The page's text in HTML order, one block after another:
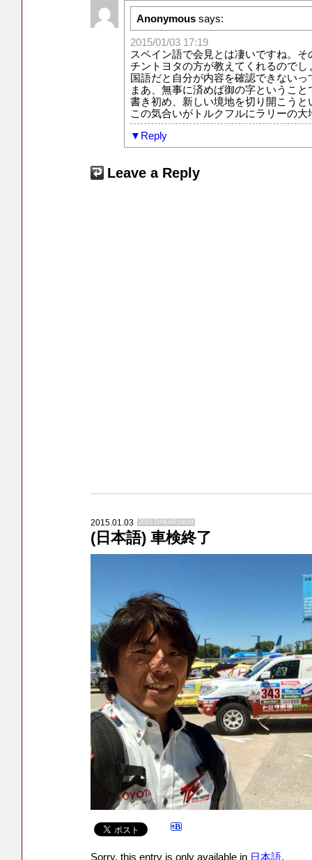
Anonymous says:
2015/01/03 17:19
スペイン語で会見とは凄いですね。
チントヨタの方が教えてくれるので
国語だと自分が内容を確認できない
まあ、無事に済めば御の字というこ
書き初め、新しい境地を切り開こう
この気合いがトルクフルにラリーの
Reply
Leave a Reply
2015.01.03 2015 DAKAR(tech)
(日本語) 車検終了
Sorry, this entry is only available in 日本語.